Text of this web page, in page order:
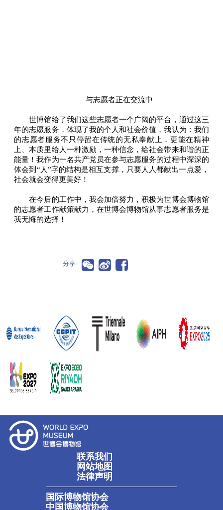
与志愿者正在交流中
世博馆给了我们这些志愿者一个广阔的平台，通过这三
年的志愿服务，体现了我的个人和社会价值，我认为：我们
的志愿者服务不只停留在传统的无私奉献上，更能在精神
上、本质里给人一种激励，一种信念，给社会带来和谐的正
能量！我作为一名共产党员在参与志愿服务的过程中深深的
体会到“人”字的结构是相互支撑，只要人人都献出一点爱，
社会就会变得更美好！
在今后的工作中，我会加倍努力，积极为世博会博物馆
的志愿者工作献策献力，在世博会博物馆从事志愿者服务是
我无悔的选择！
分享
联系我们
网站地图
法律声明
国际博物馆协会
中国博物馆协会